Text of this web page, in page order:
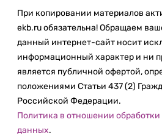
При копировании материалов
ekb.ru обязательна! Обращаем
данный интернет-сайт носит
информационный характер и ни
является публичной офертой,
положениями Статьи 437 (2)
Российской Федерации.
Политика в отношении
данных.